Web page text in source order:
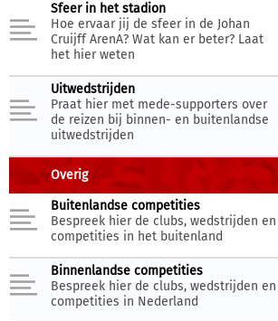
Sfeer in het stadion
Hoe ervaar jij de sfeer in de Johan
Cruijff ArenA? Wat kan er beter? Laat
het hier weten
Uitwedstrijden
Praat hier met mede-supporters over
de reizen bij binnen- en buitenlandse
uitwedstrijden
Overig
Buitenlandse competities
Bespreek hier de clubs, wedstrijden en
competities in het buitenland
Binnenlandse competities
Bespreek hier de clubs, wedstrijden en
competities in Nederland